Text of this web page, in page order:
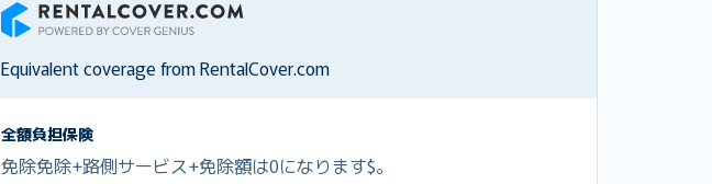
RentalCover
Equivalent coverage from RentalCover.com
全額負担保険
免除免除+路側サービス+免除額は0になります$。